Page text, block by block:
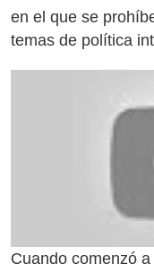
en el que se
temas de política
Cuando comenzó